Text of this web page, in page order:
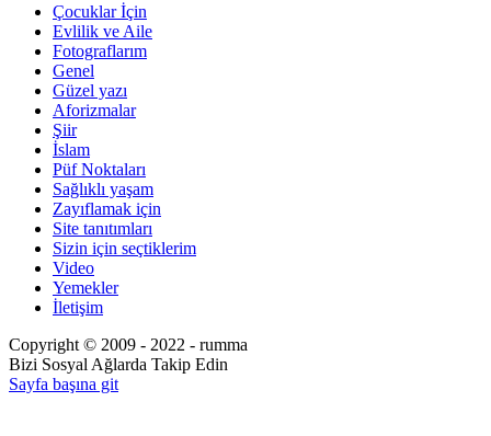
Çocuklar İçin
Evlilik ve Aile
Fotograflarım
Genel
Güzel yazı
Aforizmalar
Şiir
İslam
Püf Noktaları
Sağlıklı yaşam
Zayıflamak için
Site tanıtımları
Sizin için seçtiklerim
Video
Yemekler
İletişim
Copyright © 2009 - 2022 - rumma
Bizi Sosyal Ağlarda Takip Edin
Sayfa başına git